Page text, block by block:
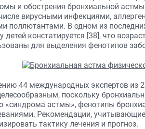
и обострения бронхиальной
вирусными инфекциями,
поллютантами. В одном из
детей констатируется [38], что
для выделения фенотипов
44 международных экспертов из
поскольку
«синдрома астмы», фенотипы
Рекомендации,
тактику лечения и прогноз.